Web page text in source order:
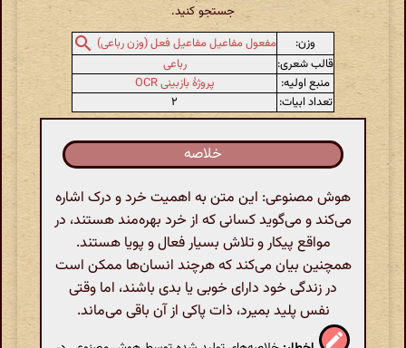
جستجو کنید.
وزن:
مفعول مفاعیل مفاعیل فعل (وزن رباعی)
قالب شعری:
رباعی
منبع اولیه:
پروژهٔ بازبینی OCR
تعداد ابیات:
۲
خلاصه
هوش مصنوعی: این متن به اهمیت خرد و درک اشاره
می‌کند و می‌گوید کسانی که از خرد بهره‌مند هستند، در
مواقع پیکار و تلاش بسیار فعال و پویا هستند.
همچنین بیان می‌کند که هرچند انسان‌ها ممکن است
در زندگی خود دارای خوبی یا بدی باشند، اما وقتی
نفس پلید بمیرد، ذات پاکی از آن باقی می‌ماند.